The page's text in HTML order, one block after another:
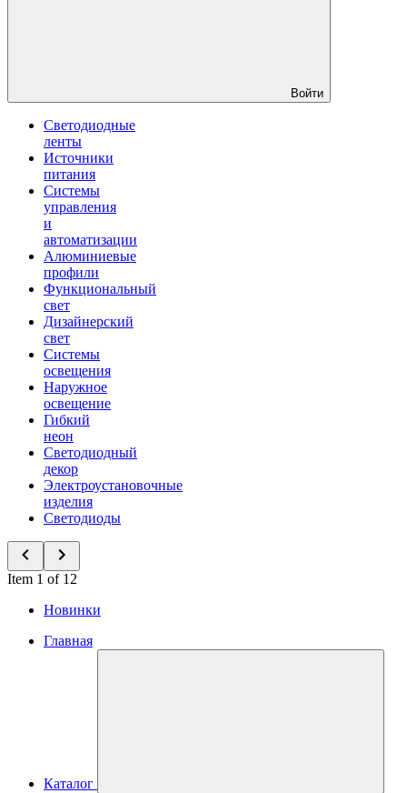
Войти
Светодиодные
ленты
Источники
питания
Системы
управления
и
автоматизации
Алюминиевые
профили
Функциональный
свет
Дизайнерский
свет
Системы
освещения
Наружное
освещение
Гибкий
неон
Светодиодный
декор
Электроустановочные
изделия
Светодиоды
Item 1 of 12
Новинки
Главная
Каталог